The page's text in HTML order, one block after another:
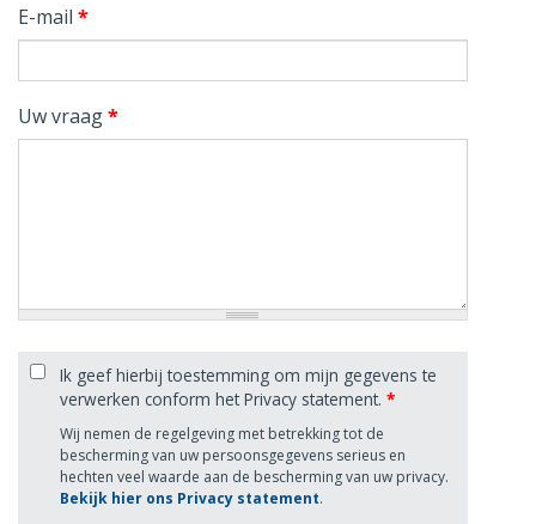
E-mail *
Uw vraag*
Ik geef hierbij toestemming om mijn gegevens te
verwerken conform het Privacy statement. *
Wij nemen de regelgeving met betrekking tot de
bescherming van uw persoonsgegevens serieus en
hechten veel waarde aan de bescherming van uw privacy.
Bekijk hier ons Privacy statement.